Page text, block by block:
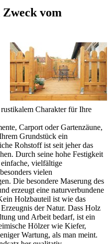
vom
Charakter für Ihre
, Carport oder Gartenzäune,
Grundstück ein
Rohstoff ist seit jeher das
Durch seine hohe Festigkeit
vielfältige
vielen
Die besondere Maserung des
erzeugt eine naturverbundene
Holzbauteil ist wie das
der Natur. Dass Holz
und Arbeit bedarf, ist ein
Hölzer wie Kiefer,
Wartung, als man meint.